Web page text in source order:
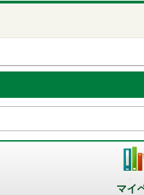
マイ